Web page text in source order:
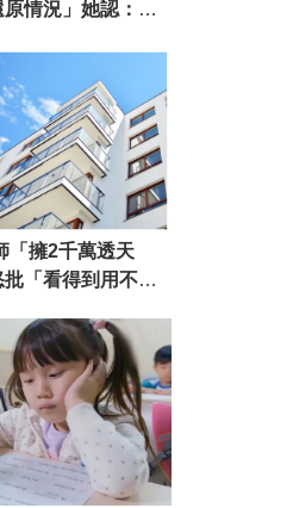
情況」她認：我
「擁2千萬透天
「看得到用不